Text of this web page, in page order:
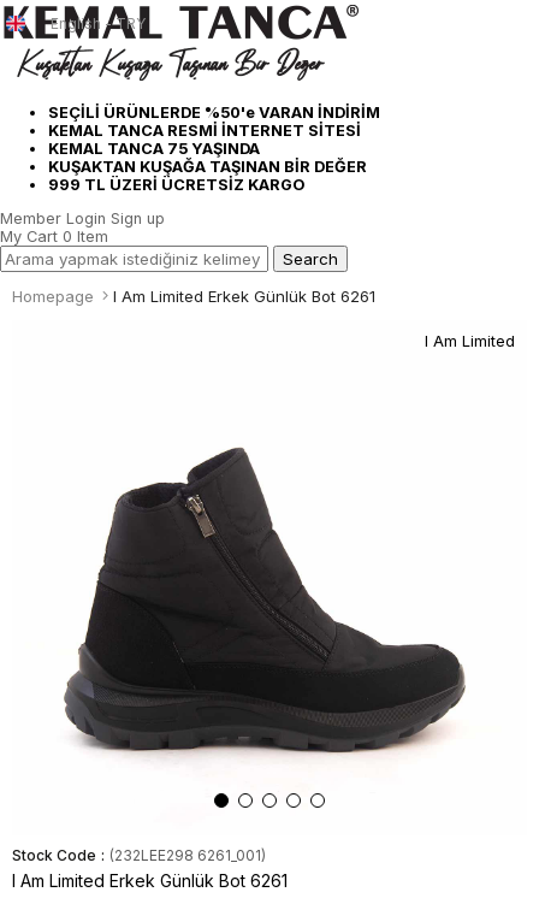
SEÇİLİ ÜRÜNLERDE %50'e VARAN İNDİRİM
KEMAL TANCA RESMİ İNTERNET SİTESİ
KEMAL TANCA 75 YAŞINDA
KUŞAKTAN KUŞAĞA TAŞINAN BİR DEĞER
999 TL ÜZERİ ÜCRETSİZ KARGO
English - TRY
Member Login Sign up
My Cart 0 Item
Homepage I Am Limited Erkek Günlük Bot 6261
I Am Limited
Stock Code (232LEE298 6261_001)
I Am Limited Erkek Günlük Bot 6261